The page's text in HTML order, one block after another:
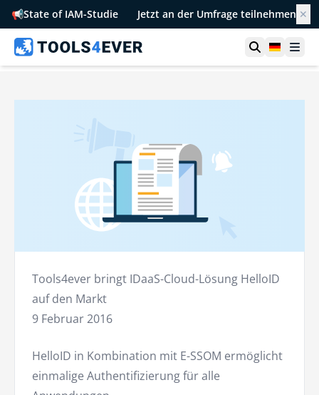
📢State of IAM-Studie Jetzt an der Umfrage teilnehmen ✕
Suche
Tools4ever bringt IDaaS-Cloud-Lösung HelloID
auf den Markt
9 Februar 2016
HelloID in Kombination mit E-SSOM ermöglicht
einmalige Authentifizierung für alle